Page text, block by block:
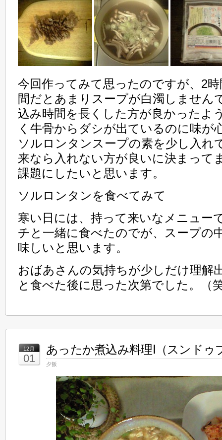
今回作ってみて思ったのですが、2
間だとあまりスープが白濁しません
込み時間を長くした方が良かったよ
く牛骨からダシが出ているのに味が
ソルロンタンスープの素を少し入れ
来なら入れない方が良いに決まって
課題にしたいと思います。
ソルロンタンを食べてみて
寒い日には、持って来いなメニュー
チと一緒に食べたのでが、スープの
味しいと思います。
おばあさんの気持ちが少しだけ理解
と食べた後に思った次第でした。（
12月
01
あったか煮込み料理Ⅰ（スンドゥ
夕飯